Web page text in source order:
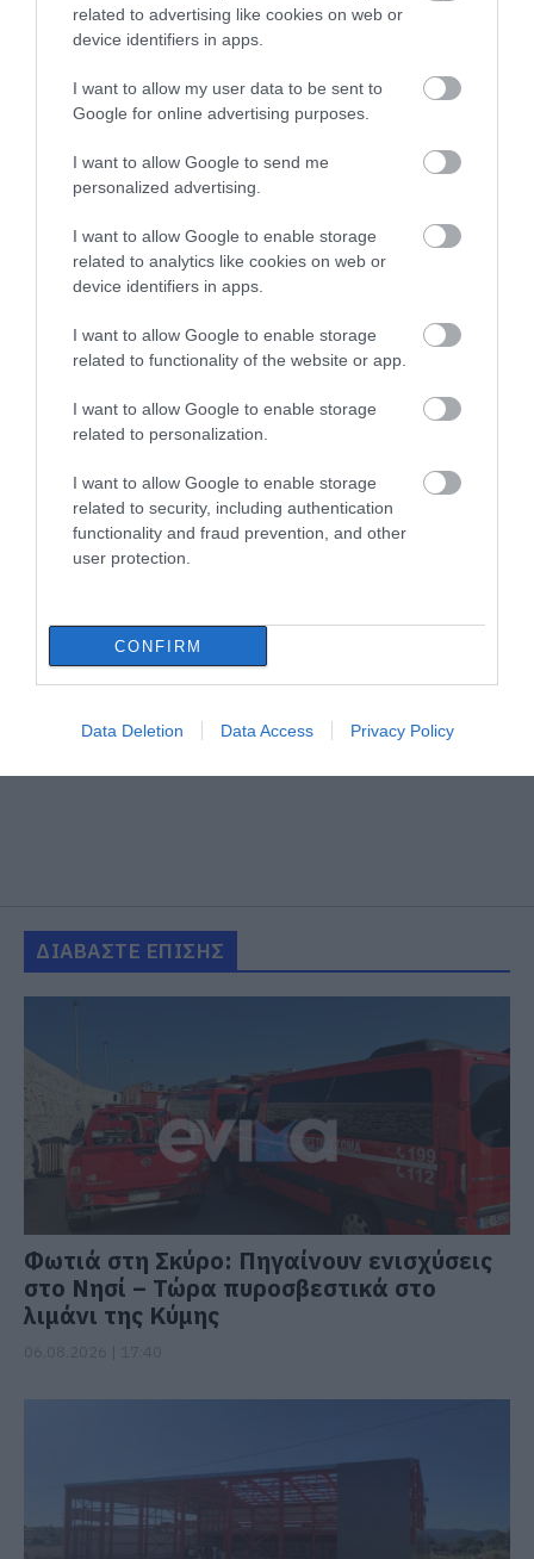
related to advertising like cookies on web or
device identifiers in apps.
I want to allow my user data to be sent to
Google for online advertising purposes.
I want to allow Google to send me
personalized advertising.
I want to allow Google to enable storage
related to analytics like cookies on web or
device identifiers in apps.
I want to allow Google to enable storage
related to functionality of the website or app.
I want to allow Google to enable storage
related to personalization.
I want to allow Google to enable storage
related to security, including authentication
functionality and fraud prevention, and other
user protection.
CONFIRM
Data Deletion Data Access Privacy Policy
ΔΙΑΒΑΣΤΕ ΕΠΙΣΗΣ
Φωτιά στη Σκύρο: Πηγαίνουν ενισχύσεις
στο Νησί – Τώρα πυροσβεστικά στο
λιμάνι της Κύμης